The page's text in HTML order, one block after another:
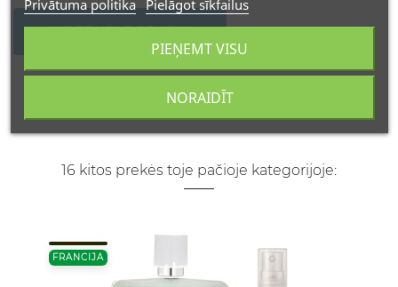
WRITE YOUR REVIEW
16 kitos prekės toje pačioje kategorijoje:
FRANCIJA
Privātuma politika Pielāgot sīkfailus
NORAIDĪT
PIEŅEMT VISU